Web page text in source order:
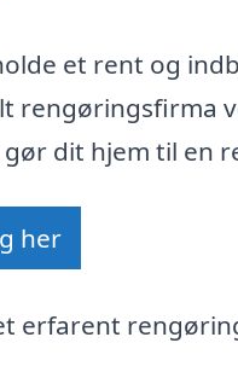
et rent og
rengøringsfirma
dit hjem til en
her
erfarent